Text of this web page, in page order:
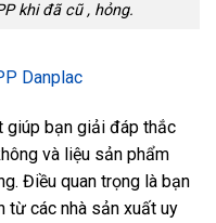
khi đã cũ , hỏng.
Danplac
giúp bạn giải đáp thắc
và liệu sản phẩm
Điều quan trọng là bạn
từ các nhà sản xuất uy